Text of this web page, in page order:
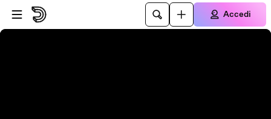
Vai al lettore
Passa al contenuto principale
Accedi